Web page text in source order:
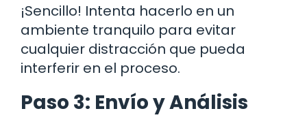
¡Sencillo! Intenta hacerlo en un
ambiente tranquilo para evitar
cualquier distracción que pueda
interferir en el proceso.
Paso 3: Envío y Análisis